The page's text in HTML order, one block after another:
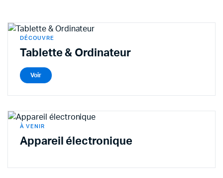
DÉCOUVRE
Tablette & Ordinateur
Voir
À VENIR
Appareil électronique